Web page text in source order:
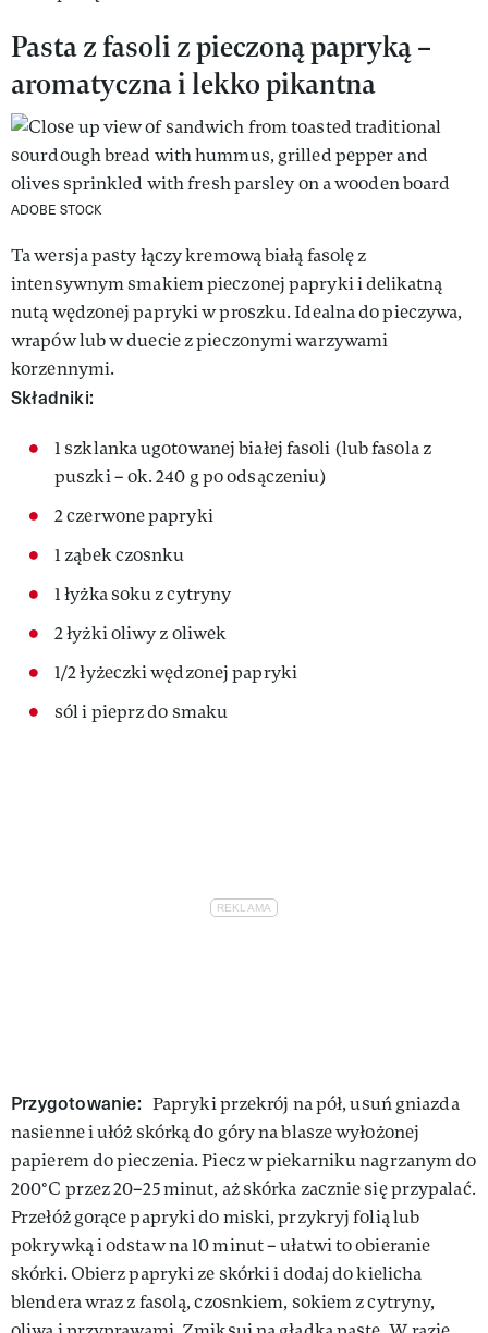
Pasta z fasoli z pieczoną papryką –
aromatyczna i lekko pikantna
ADOBE STOCK
Ta wersja pasty łączy kremową białą fasolę z
intensywnym smakiem pieczonej papryki i delikatną
nutą wędzonej papryki w proszku. Idealna do pieczywa,
wrapów lub w duecie z pieczonymi warzywami
korzennymi.
Składniki:
1 szklanka ugotowanej białej fasoli (lub fasola z
puszki – ok. 240 g po odsączeniu)
2 czerwone papryki
1 ząbek czosnku
1 łyżka soku z cytryny
2 łyżki oliwy z oliwek
1/2 łyżeczki wędzonej papryki
sól i pieprz do smaku
Przygotowanie: Papryki przekrój na pół, usuń gniazda
nasienne i ułóż skórką do góry na blasze wyłożonej
papierem do pieczenia. Piecz w piekarniku nagrzanym do
200°C przez 20–25 minut, aż skórka zacznie się przypalać.
Przełóż gorące papryki do miski, przykryj folią lub
pokrywką i odstaw na 10 minut – ułatwi to obieranie
skórki. Obierz papryki ze skórki i dodaj do kielicha
blendera wraz z fasolą, czosnkiem, sokiem z cytryny,